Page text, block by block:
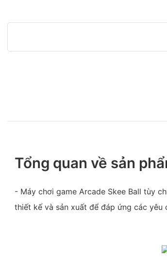
Tổng quan về sản
- Máy chơi game Arcade Skee Ball tùy
thiết kế và sản xuất để đáp ứng các yêu